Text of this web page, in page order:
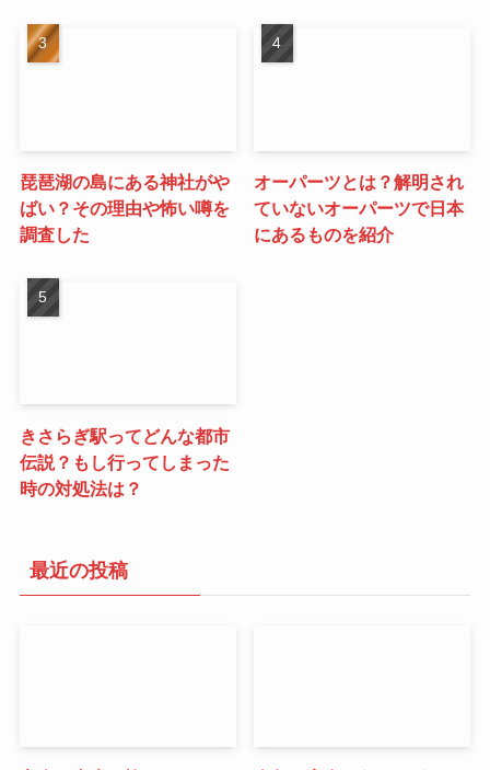
琵琶湖の島にある神社がや
ばい？その理由や怖い噂を
調査した
オーパーツとは？解明され
ていないオーパーツで日本
にあるものを紹介
きさらぎ駅ってどんな都市
伝説？もし行ってしまった
時の対処法は？
最近の投稿